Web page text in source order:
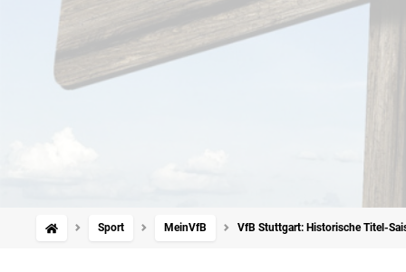
Sport MeinVfB VfB Stuttgart: Historische Titel-